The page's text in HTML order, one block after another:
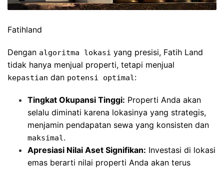
Fatihland
Dengan algoritma lokasi yang presisi, Fatih Land
tidak hanya menjual properti, tetapi menjual
kepastian dan potensi optimal :
Tingkat Okupansi Tinggi: Properti Anda akan
selalu diminati karena lokasinya yang strategis,
menjamin pendapatan sewa yang konsisten dan
maksimal .
Apresiasi Nilai Aset Signifikan: Investasi di lokasi
emas berarti nilai properti Anda akan terus